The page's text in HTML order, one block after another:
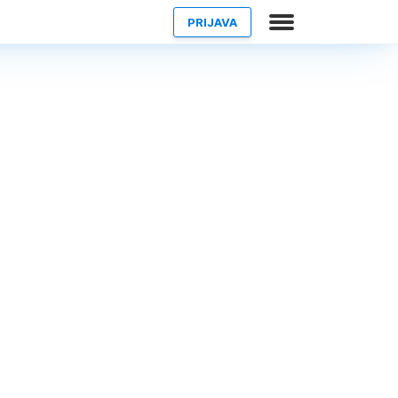
PRIJAVA